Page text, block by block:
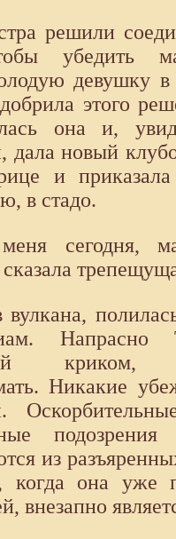
решили
убедить
девушку в
этого
она и,
дала новый
и
в стадо.
сегодня,
Напрасно
криком,
Никакие
подозрения
из
когда она уже
внезапно